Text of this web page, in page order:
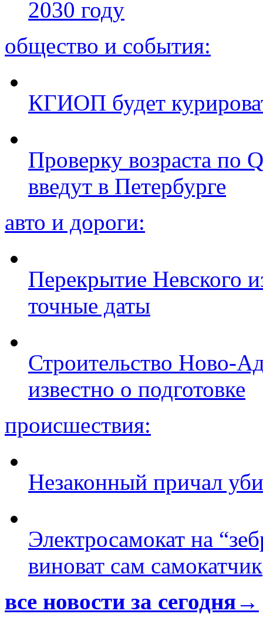
2030 году
общество и события:
КГИОП будет
Проверку возраста по
введут в Петербурге
авто и дороги:
Перекрытие Невского
точные даты
Строительство Ново-
известно о подготовке
происшествия:
Незаконный причал
Электросамокат на
виноват сам самокатчик
все новости за сегодня→